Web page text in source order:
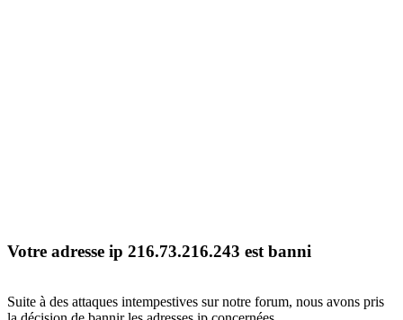
Votre adresse ip 216.73.216.243 est banni
Suite à des attaques intempestives sur notre forum, nous avons pris